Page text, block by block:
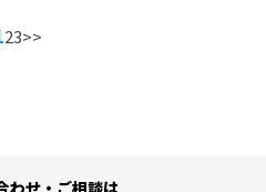
23>>
わせ・ご相談は